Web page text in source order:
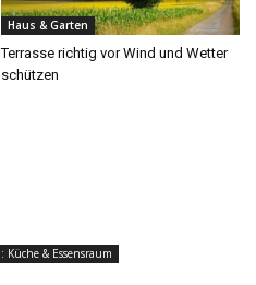
Haus & Garten
Terrasse richtig vor Wind und Wetter
schützen